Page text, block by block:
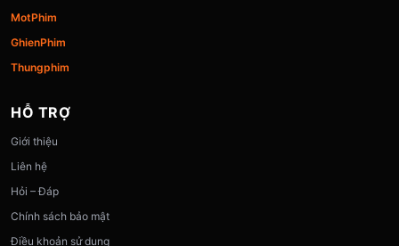
MotPhim
GhienPhim
Thungphim
HỖ TRỢ
Giới thiệu
Liên hệ
Hỏi – Đáp
Chính sách bảo mật
Điều khoản sử dụng